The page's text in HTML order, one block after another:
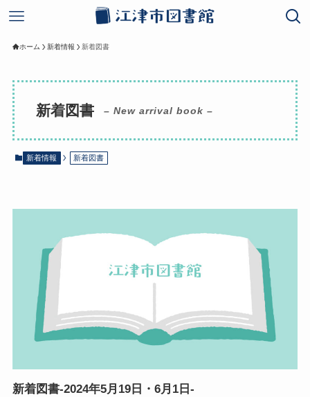
ホーム 新着情報 新着図書
新着図書 – New arrival book –
新着情報 新着図書
新着図書-2024年5月19日・6月1日-